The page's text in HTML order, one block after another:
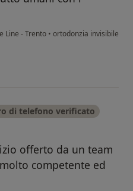
Line - Trento • ortodonzia invisibile
di telefono verificato
offerto da un team
competente ed